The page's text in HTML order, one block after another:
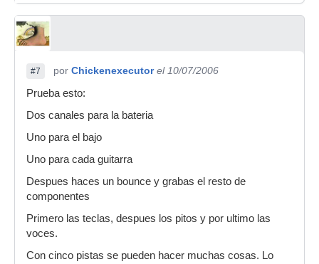
#7 por Chickenexecutor el 10/07/2006
Prueba esto:
Dos canales para la bateria
Uno para el bajo
Uno para cada guitarra
Despues haces un bounce y grabas el resto de
componentes
Primero las teclas, despues los pitos y por ultimo las
voces.
Con cinco pistas se pueden hacer muchas cosas. Lo